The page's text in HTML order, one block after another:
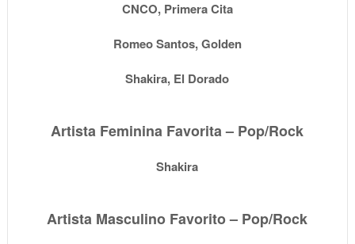
CNCO, Primera Cita
Romeo Santos, Golden
Shakira, El Dorado
Artista Feminina Favorita – Pop/Rock
Shakira
Artista Masculino Favorito – Pop/Rock